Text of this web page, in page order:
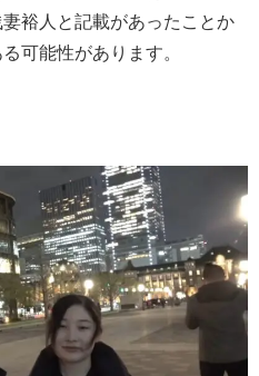
裕人と記載があったことか
可能性があります。